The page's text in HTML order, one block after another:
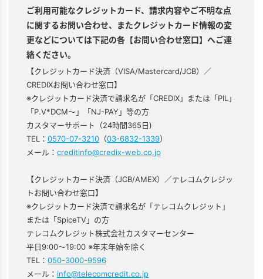
ご利用可能なクレジットカード、請求内容やご不明な点
に関するお問い合わせ、またクレジットカード情報の変
更などについては下記の各【お問い合わせ窓口】へご連
絡ください。
【クレジットカード決済（VISA/Mastercard/JCB）／
CREDIXお問い合わせ窓口】
※クレジットカード決済で請求名が「CREDIX」または「PIL」
「P.V*DCM〜」「NJ-PAY」等の方
カスタマーサポート（24時間365日)
TEL： 0570-07-3210 （03-6832-1339）
メール： creditinfo@credix-web.co.jp
【クレジットカード決済（JCB/AMEX）／テレコムクレジッ
トお問い合わせ窓口】
※クレジットカード決済で請求名が「テレコムクレジット」
または「SpiceTV」の方
テレコムクレジット株式会社カスタマーセンター
平日9:00～19:00 ※年末年始を除く
TEL： 050-3000-9596
メール： info@telecomcredit.co.jp